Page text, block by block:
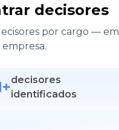
decisores
por cargo — em
decisores
identificados